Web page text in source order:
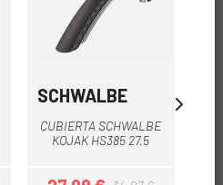
SCHWALBE
CUBIERTA SCHWALBE
KOJAK HS385 27.5